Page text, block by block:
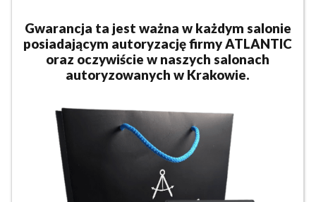
Gwarancja ta jest ważna w każdym salonie
posiadającym autoryzację firmy ATLANTIC
oraz oczywiście w naszych salonach
autoryzowanych w Krakowie.